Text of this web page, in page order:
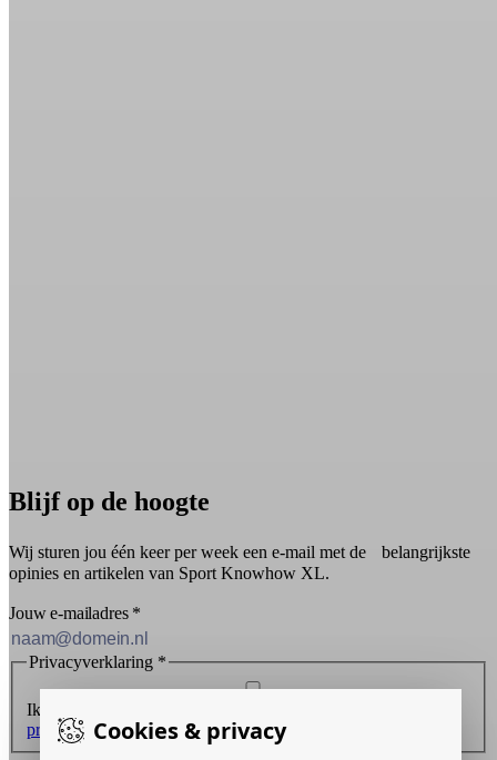
Cookies & privacy
Blijf op de hoogte
Wij sturen jou één keer per week een e-mail met de belangrijkste
opinies en artikelen van Sport Knowhow XL.
Jouw e-mailadres *
Privacyverklaring *
Ik ontvang graag de nieuwsbrief en ga akkoord met de
privacyverklaring.